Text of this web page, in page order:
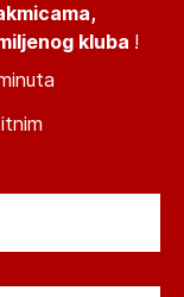
kluba !